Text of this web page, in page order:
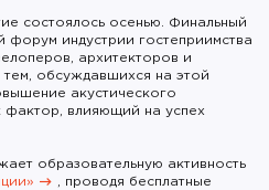
состоялось осенью. Финальный
форум индустрии гостеприимства
архитекторов и
тем, обсуждавшихся на этой
акустического
фактор, влияющий на успех
образовательную активность
, проводя бесплатные